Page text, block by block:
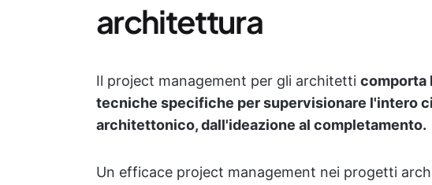
architettura
Il project management per gli architetti comporta
tecniche specifiche per supervisionare l'intero
architettonico, dall'ideazione al completamento.
Un efficace project management nei progetti